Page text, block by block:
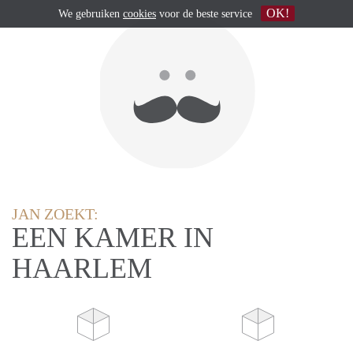
JAN ZOEKT:
EEN KAMER IN
HAARLEM
We gebruiken cookies voor de beste service OK!